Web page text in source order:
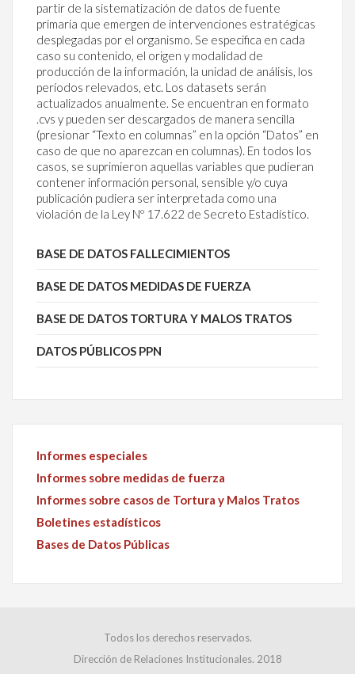
partir de la sistematización de datos de fuente
primaria que emergen de intervenciones estratégicas
desplegadas por el organismo. Se especifica en cada
caso su contenido, el origen y modalidad de
producción de la información, la unidad de análisis, los
períodos relevados, etc. Los datasets serán
actualizados anualmente. Se encuentran en formato
.cvs y pueden ser descargados de manera sencilla
(presionar “Texto en columnas” en la opción “Datos” en
caso de que no aparezcan en columnas). En todos los
casos, se suprimieron aquellas variables que pudieran
contener información personal, sensible y/o cuya
publicación pudiera ser interpretada como una
violación de la Ley Nº 17.622 de Secreto Estadístico.
BASE DE DATOS FALLECIMIENTOS
BASE DE DATOS MEDIDAS DE FUERZA
BASE DE DATOS TORTURA Y MALOS TRATOS
DATOS PÚBLICOS PPN
Informes especiales
Informes sobre medidas de fuerza
Informes sobre casos de Tortura y Malos Tratos
Boletines estadísticos
Bases de Datos Públicas
Todos los derechos reservados.
Dirección de Relaciones Institucionales. 2018